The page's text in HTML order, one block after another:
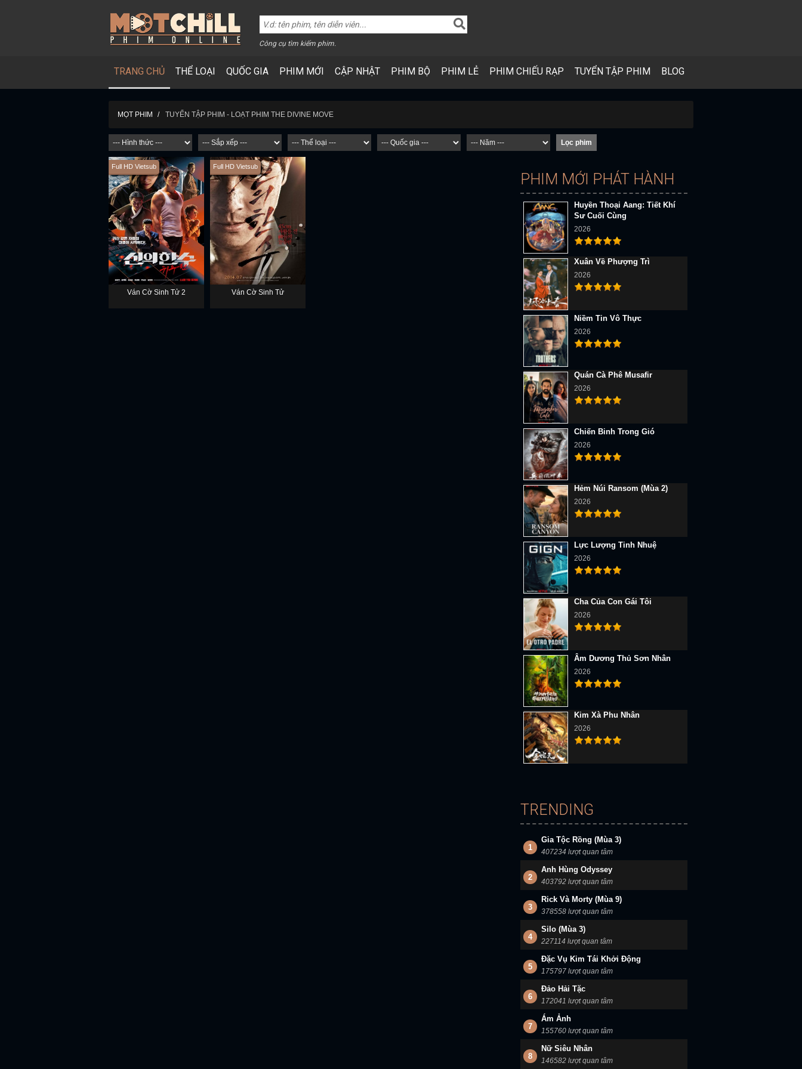
Công cụ tìm kiếm phim.
TRANG CHỦ THỂ LOẠI QUỐC GIA PHIM MỚI CẬP NHẬT PHIM BỘ PHIM LẺ PHIM CHIẾU RẠP TUYỂN TẬP PHIM BLOG
MỌT PHIM TUYỂN TẬP PHIM - LOẠT PHIM THE DIVINE MOVE
Full HD Vietsub
Ván Cờ Sinh Tử 2
Full HD Vietsub
Ván Cờ Sinh Tử
PHIM MỚI PHÁT HÀNH
Huyền Thoại Aang: Tiết Khí
Sư Cuối Cùng
2026
Xuân Về Phượng Trì
2026
Niềm Tin Vô Thực
2026
Quán Cà Phê Musafir
2026
Chiến Binh Trong Gió
2026
Hẻm Núi Ransom (Mùa 2)
2026
Lực Lượng Tinh Nhuệ
2026
Cha Của Con Gái Tôi
2026
Âm Dương Thủ Sơn Nhân
2026
Kim Xà Phu Nhân
2026
TRENDING
1
Gia Tộc Rồng (Mùa 3)
407234 lượt quan tâm
2
Anh Hùng Odyssey
403792 lượt quan tâm
3
Rick Và Morty (Mùa 9)
378558 lượt quan tâm
4
Silo (Mùa 3)
227114 lượt quan tâm
5
Đặc Vụ Kim Tái Khởi Động
175797 lượt quan tâm
6
Đảo Hải Tặc
172041 lượt quan tâm
7
Ám Ảnh
155760 lượt quan tâm
8
Nữ Siêu Nhân
146582 lượt quan tâm